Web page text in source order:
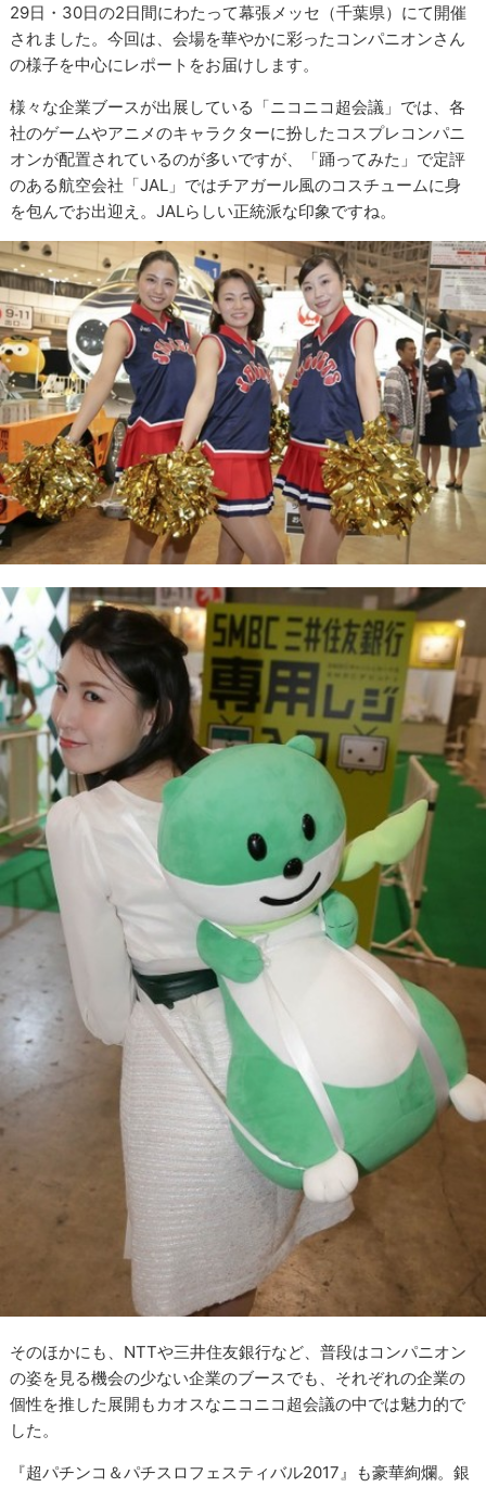
29日・30日の2日間にわたって幕張メッセ（千葉県）にて開催
されました。今回は、会場を華やかに彩ったコンパニオンさん
の様子を中心にレポートをお届けします。
様々な企業ブースが出展している「ニコニコ超会議」では、各
社のゲームやアニメのキャラクターに扮したコスプレコンパニ
オンが配置されているのが多いですが、「踊ってみた」で定評
のある航空会社「JAL」ではチアガール風のコスチュームに身
を包んでお出迎え。JALらしい正統派な印象ですね。
そのほかにも、NTTや三井住友銀行など、普段はコンパニオン
の姿を見る機会の少ない企業のブースでも、それぞれの企業の
個性を推した展開もカオスなニコニコ超会議の中では魅力的で
した。
『超パチンコ＆パチスロフェスティバル2017』も豪華絢爛。銀